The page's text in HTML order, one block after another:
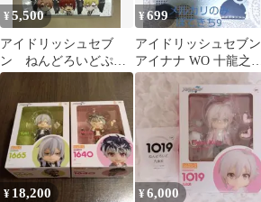
¥5,500
アイドリッシュセブ
ン ねんどろいどぷら
す アクリルキーチェ
¥699
アイドリッシュセブン
アイナナ WO 十龍之
介 ねんどろいど ク
リアファイル
¥ 18,200 ¥6,000